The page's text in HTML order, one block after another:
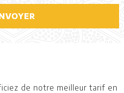
de notre meilleur tarif en